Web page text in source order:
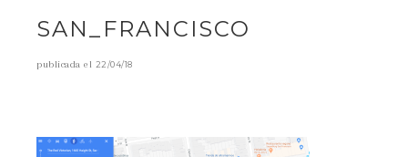
SAN_FRANCISCO
publicada el 22/04/18